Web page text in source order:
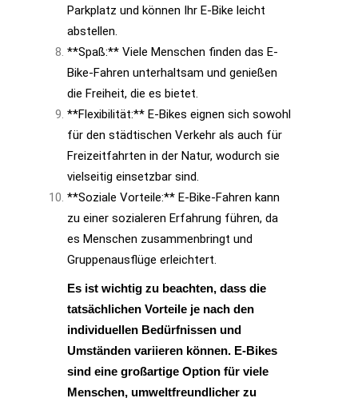
Parkplatz und können Ihr E-Bike leicht
abstellen.
**Spaß:** Viele Menschen finden das E-
Bike-Fahren unterhaltsam und genießen
die Freiheit, die es bietet.
**Flexibilität:** E-Bikes eignen sich sowohl
für den städtischen Verkehr als auch für
Freizeitfahrten in der Natur, wodurch sie
vielseitig einsetzbar sind.
**Soziale Vorteile:** E-Bike-Fahren kann
zu einer sozialeren Erfahrung führen, da
es Menschen zusammenbringt und
Gruppenausflüge erleichtert.
Es ist wichtig zu beachten, dass die
tatsächlichen Vorteile je nach den
individuellen Bedürfnissen und
Umständen variieren können. E-Bikes
sind eine großartige Option für viele
Menschen, umweltfreundlicher zu